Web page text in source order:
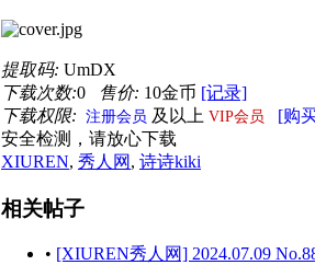
提取码: UmDX
下载次数:0 售价: 10金币 [记录]
下载权限: 注册会员 及以上 VIP会员
[购
安全检测，请放心下载
XIUREN, 秀人网 , 诗诗kiki
相关帖子
• [XIUREN秀人网] 2024.07.09